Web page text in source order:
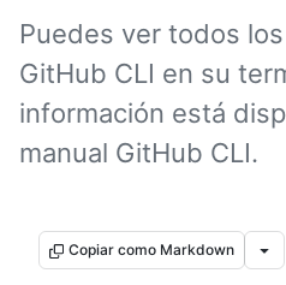
Puedes ver todos
GitHub CLI en su
información está
manual GitHub CLI.
Copiar como Markdown